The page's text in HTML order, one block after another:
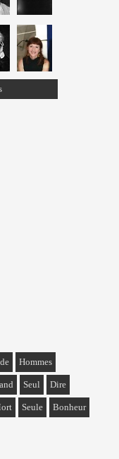
Hommes
Seul Dire
Seule Bonheur